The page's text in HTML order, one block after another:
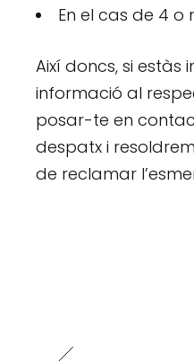
En el cas de 4 o
Així doncs, si estàs
informació al
posar-te en
despatx i
de reclamar